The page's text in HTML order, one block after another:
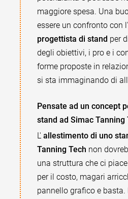
maggiore spesa. Una
essere un confronto con
progettista di stand per
degli obiettivi, i pro e i
forme proposte in
si sta immaginando di
Pensate ad un concept
stand ad Simac Tanning
L'allestimento di uno
Tanning Tech non
una struttura che ci
per il costo, magari
pannello grafico e basta.